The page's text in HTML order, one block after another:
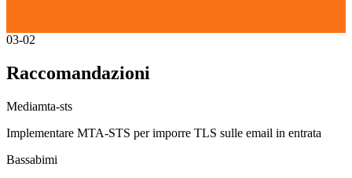
03-02
Raccomandazioni
Mediamta-sts
Implementare MTA-STS per imporre TLS sulle email in entrata
Bassabimi